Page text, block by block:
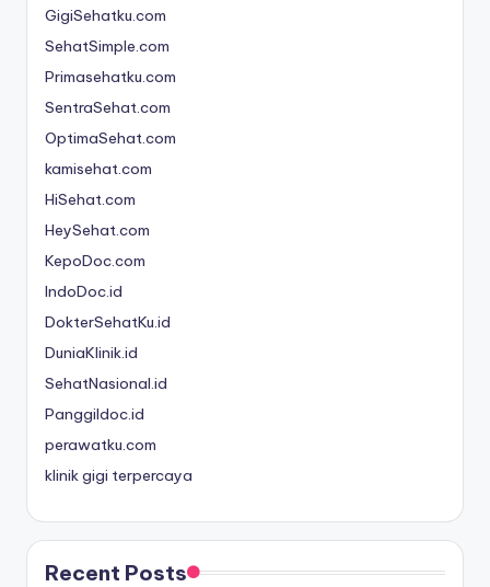
e
si
a
C
e
ri
a
GigiSehatku.com
SehatSimple.com
Primasehatku.com
SentraSehat.com
OptimaSehat.com
kamisehat.com
HiSehat.com
HeySehat.com
KepoDoc.com
IndoDoc.id
DokterSehatKu.id
DuniaKlinik.id
SehatNasional.id
Panggildoc.id
perawatku.com
klinik gigi terpercaya
Recent Posts